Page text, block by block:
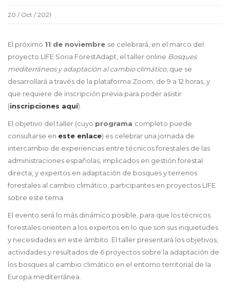
20 / Oct / 2021
El próximo 11 de noviembre se celebrará, en el marco del
proyecto LIFE Soria ForestAdapt, el taller online Bosques
mediterráneos y adaptación al cambio climático, que se
desarrollará a través de la plataforma Zoom, de 9 a 12 horas, y
que requiere de inscripción previa para poder asistir
(inscripciones aquí).
El objetivo del taller (cuyo programa completo puede
consultarse en este enlace) es celebrar una jornada de
intercambio de experiencias entre técnicos forestales de las
administraciones españolas, implicados en gestión forestal
directa, y expertos en adaptación de bosques y terrenos
forestales al cambio climático, participantes en proyectos LIFE
sobre este tema.
El evento será lo más dinámico posible, para que los técnicos
forestales orienten a los expertos en lo que son sus inquietudes
y necesidades en este ámbito. El taller presentará los objetivos,
actividades y resultados de 6 proyectos sobre la adaptación de
los bosques al cambio climático en el entorno territorial de la
Europa mediterránea.